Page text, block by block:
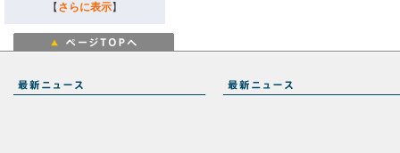
【 さらに表示】